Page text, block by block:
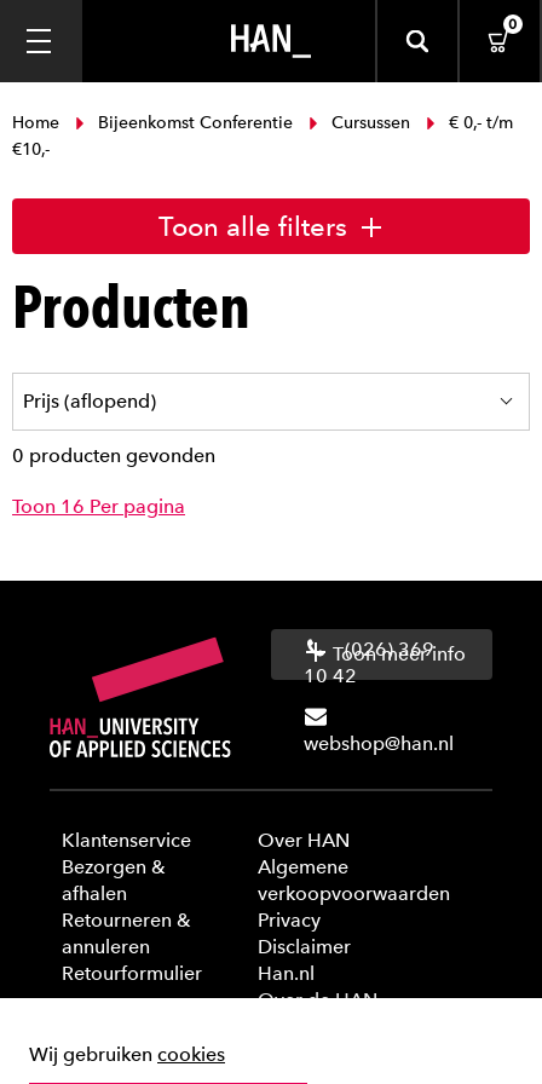
0
Home Bijeenkomst Conferentie Cursussen
€ 0,- t/m
€10,-
Toon alle filters
Producten
0 producten gevonden
Toon 16 Per pagina
(026) 369
10 42
webshop@han.nl
Toon meer info
Klantenservice
Bezorgen &
afhalen
Retourneren &
annuleren
Retourformulier
Over HAN
Algemene
verkoopvoorwaarden
Privacy
Disclaimer
Han.nl
Over de HAN
Wij gebruiken cookies